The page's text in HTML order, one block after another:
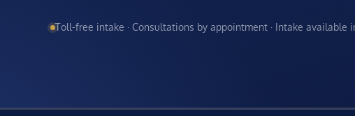
Toll-free intake · Consultations by appointment · Intake available